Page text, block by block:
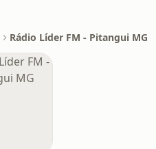
Rádio Líder FM - Pitangui MG